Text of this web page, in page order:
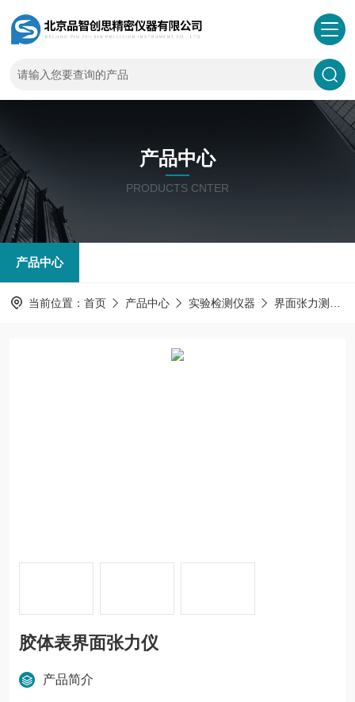
产品中心
PRODUCTS CNTER
产品中心
当前位置： 首页 产品中心 实验检测仪器 界面张力测量仪
胶体表界面张力仪
产品简介